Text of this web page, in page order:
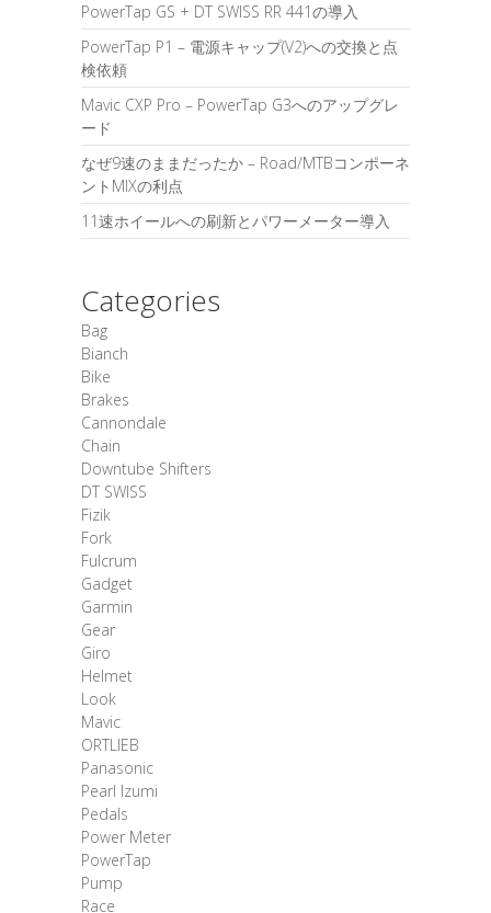
PowerTap GS + DT SWISS RR 441の導入
PowerTap P1 – 電源キャップ(V2)への交換と点
検依頼
Mavic CXP Pro – PowerTap G3へのアップグレ
ード
なぜ9速のままだったか – Road/MTBコンポーネ
ントMIXの利点
11速ホイールへの刷新とパワーメーター導入
Categories
Bag
Bianch
Bike
Brakes
Cannondale
Chain
Downtube Shifters
DT SWISS
Fizik
Fork
Fulcrum
Gadget
Garmin
Gear
Giro
Helmet
Look
Mavic
ORTLIEB
Panasonic
Pearl Izumi
Pedals
Power Meter
PowerTap
Pump
Race